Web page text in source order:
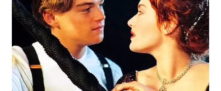
WN
TEBING
TINGGI
WN
PAKPAK